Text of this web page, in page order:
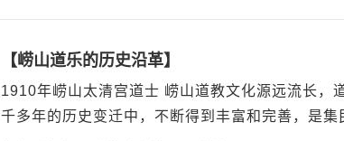
【崂山道乐的历史沿革】
1910年崂山太清宫道士 崂山道教文化源远流长，
千多年的历史变迁中，不断得到丰富和完善，是